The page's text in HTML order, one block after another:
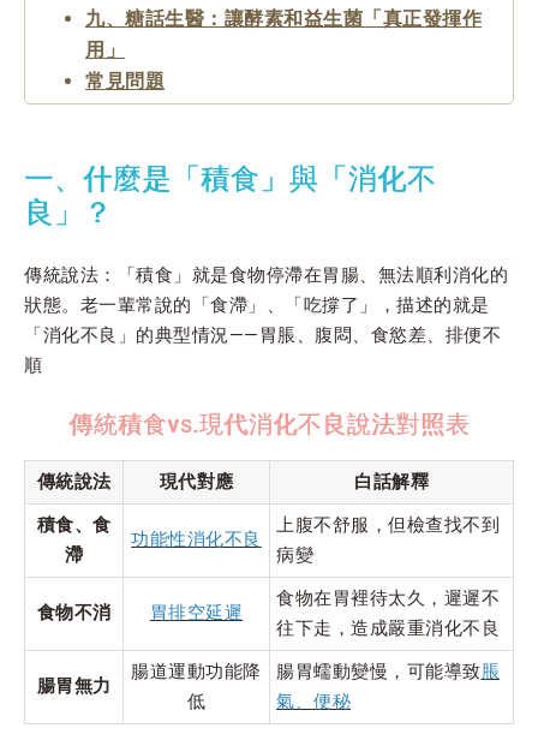
九、糖話生醫：讓酵素和益生菌「真正發揮作
用」
常見問題
一、什麼是「積食」與「消化不
良」？
傳統說法：「積食」就是食物停滯在胃腸、無法順利消化的
狀態。老一輩常說的「食滯」、「吃撐了」，描述的就是
「消化不良」的典型情況——胃脹、腹悶、食慾差、排便不
順
傳統積食vs.現代消化不良說法對照表
傳統說法 現代對應
白話解釋
積食、食
滯
功能性消化不良
上腹不舒服，但檢查找不到
病變
食物不消 胃排空延遲
食物在胃裡待太久，遲遲不
往下走，造成嚴重消化不良
腸胃無力
腸道運動功能降
低
腸胃蠕動變慢，可能導致脹
氣、便秘